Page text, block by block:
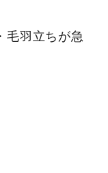
毛羽立ちが急